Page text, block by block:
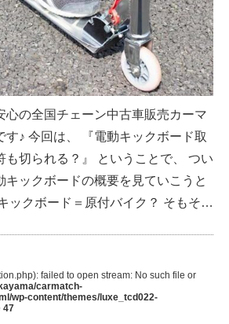
心の全国チェーン中古車販売カーマ
す♪ 今回は、 『電動キックボード取
も切られる？』 ということで、 つい
キックボードの概要を見ていこうと
ックボード＝原付バイク？ そもそ…
failed to open stream: No such file or
carmatch-
wp-content/themes/luxe_tcd022-
47